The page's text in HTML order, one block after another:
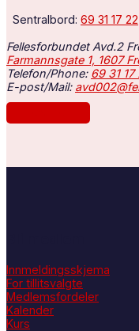
Sentralbord: 69 31 17 22
Fellesforbundet Avd.2
Farmannsgate 1, 1607
Telefon/Phone: 69 31 17
E-post/Mail:
Innmeldingsskjema
For tillitsvalgte
Medlemsfordeler
Kalender
Kurs